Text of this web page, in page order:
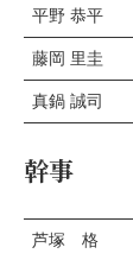
平野 恭平
藤岡 里圭
真鍋 誠司
幹事
芦塚 格